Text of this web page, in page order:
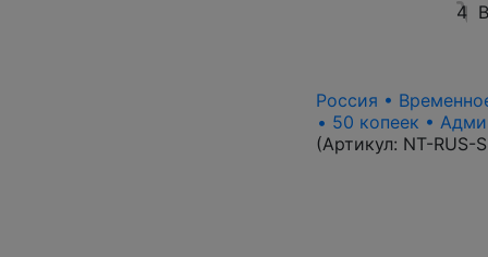
4
Россия •
• 50 копеек •
(Артикул: NT-RUS-